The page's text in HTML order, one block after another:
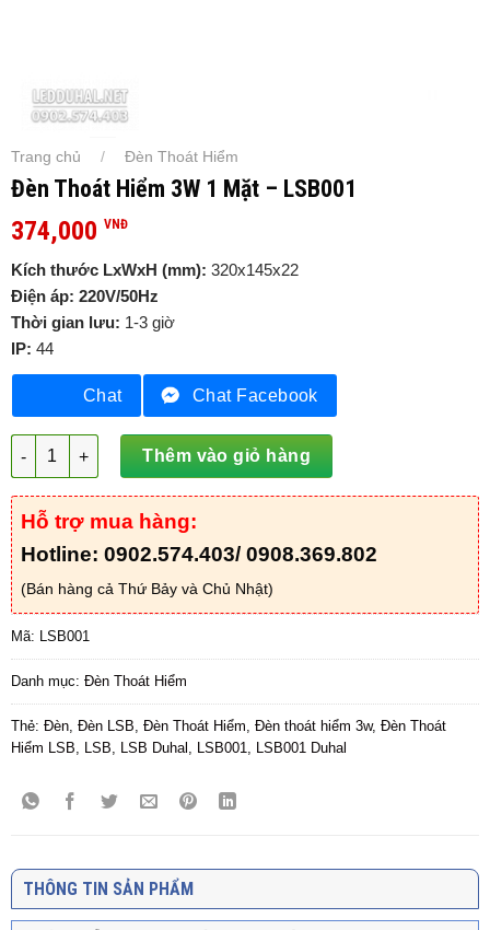
Trang chủ / Đèn Thoát Hiểm
Đèn Thoát Hiểm 3W 1 Mặt – LSB001
374,000 VNĐ
Kích thước LxWxH (mm): 320x145x22
Điện áp: 220V/50Hz
Thời gian lưu: 1-3 giờ
IP: 44
Chat Chat Facebook
Đèn Thoát Hiểm 3W 1 Mặt - LSB001 số lượng
Thêm vào giỏ hàng
Hỗ trợ mua hàng:
Hotline: 0902.574.403/ 0908.369.802
(Bán hàng cả Thứ Bảy và Chủ Nhật)
Mã: LSB001
Danh mục: Đèn Thoát Hiểm
Thẻ: Đèn, Đèn LSB, Đèn Thoát Hiểm, Đèn thoát hiểm 3w, Đèn Thoát
Hiểm LSB, LSB, LSB Duhal , LSB001, LSB001 Duhal
THÔNG TIN SẢN PHẨM